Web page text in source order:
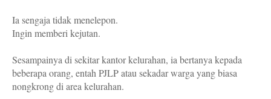
Ia sengaja tidak menelepon.
Ingin memberi kejutan.
Sesampainya di sekitar kantor kelurahan, ia bertanya kepada
beberapa orang, entah PJLP atau sekadar warga yang biasa
nongkrong di area kelurahan.